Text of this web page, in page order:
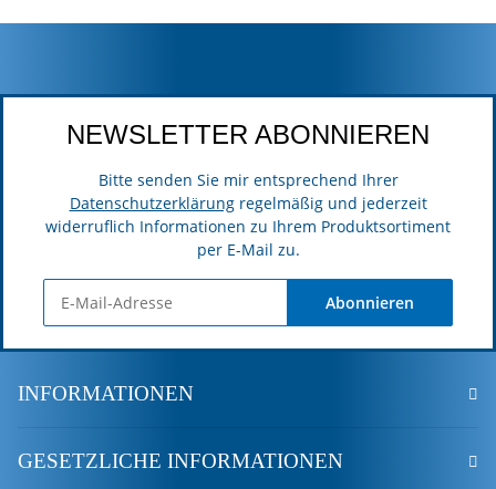
NEWSLETTER ABONNIEREN
Bitte senden Sie mir entsprechend Ihrer
Datenschutzerklärungregelmäßig und jederzeit
widerruflich Informationen zu Ihrem Produktsortiment
per E-Mail zu.
Abonnieren
INFORMATIONEN
GESETZLICHE INFORMATIONEN